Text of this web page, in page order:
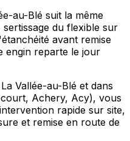
au-Blé suit la même
du flexible sur
avant remise
engin reparte le jour
Vallée-au-Blé et dans
Achery, Acy), vous
rapide sur site,
et remise en route de